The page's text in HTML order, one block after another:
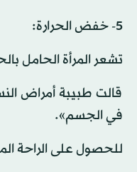
5- خفض الحرارة:
تشعر المرأة الحامل
قالت طبيبة أمراض
في الجسم».
للحصول على الراحة المثلى،